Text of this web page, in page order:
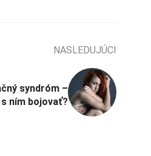
NASLEDUJÚCI
syndróm –
ním bojovať?